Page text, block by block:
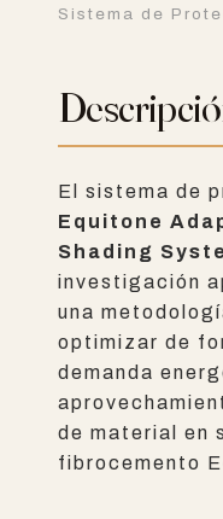
Sistema de
El sistema de
Equitone
Shading
investigación
una
optimizar de
demanda
de material en
fibrocemento